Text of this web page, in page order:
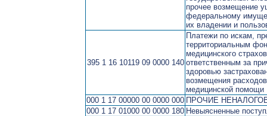
прочее возмещение
федеральному
их владении и
395 1 16 10119 09 0000 140
Платежи по искам,
территориальным
медицинского
ответственным за
здоровью
возмещения
медицинской помощи
000 1 17 00000 00 0000 000 ПРОЧИЕ
000 1 17 01000 00 0000 180 Невыясненные